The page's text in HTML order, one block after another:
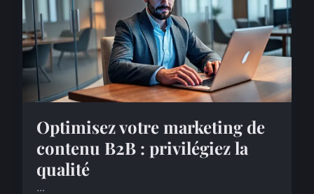
Optimisez votre marketing de
contenu B2B : privilégiez la
qualité
...